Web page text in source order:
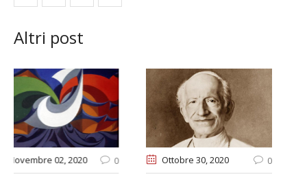
Altri post
Ottobre 30, 2020 Gennaio 13 , 2021